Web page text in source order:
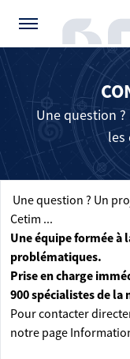
Une question
les
Une question ? Un
Cetim ...
Une équipe formée à
problématiques.
Prise en charge
900 spécialistes de
Pour contacter
notre page